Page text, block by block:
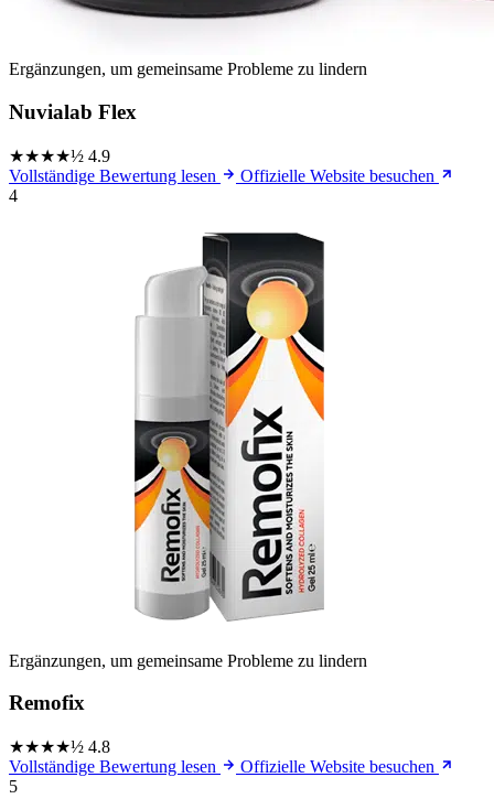
Ergänzungen, um gemeinsame Probleme zu lindern
Nuvialab Flex
★★★★½ 4.9
Vollständige Bewertung lesen
Offizielle Website besuchen
4
Ergänzungen, um gemeinsame Probleme zu lindern
Remofix
★★★★½ 4.8
Vollständige Bewertung lesen
Offizielle Website besuchen
5